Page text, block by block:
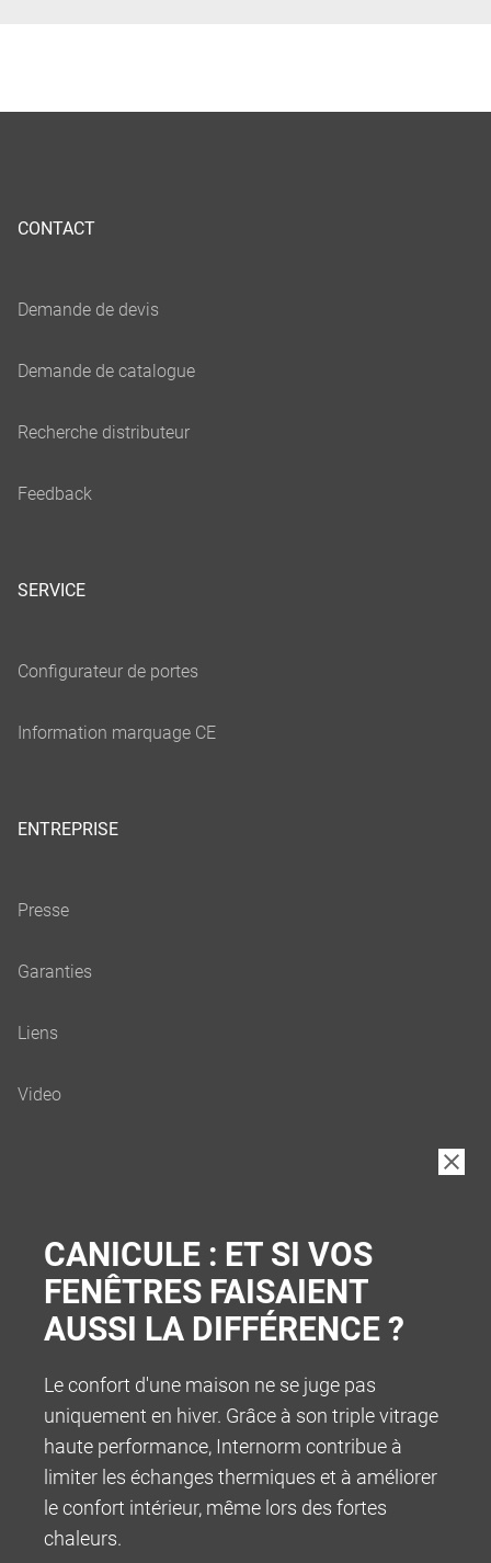
CONTACT
SERVICE
ENTREPRISE
CANICULE : ET SI VOS
FENÊTRES FAISAIENT
AUSSI LA DIFFÉRENCE ?
Le confort d'une maison ne se juge pas
uniquement en hiver. Grâce à son triple vitrage
haute performance, Internorm contribue à
limiter les échanges thermiques et à améliorer
le confort intérieur, même lors des fortes
chaleurs.